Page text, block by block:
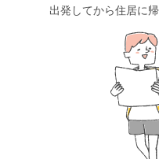
出発してから住居に